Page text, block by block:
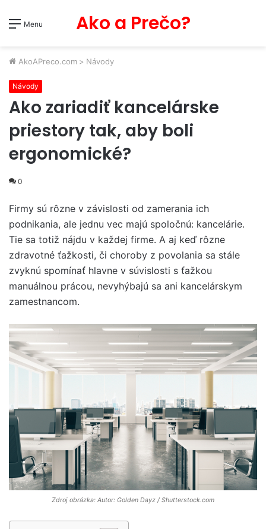
Menu Ako a Prečo?
AkoAPreco.com > Návody
Návody
Ako zariadiť kancelárske
priestory tak, aby boli
ergonomické?
0
Firmy sú rôzne v závislosti od zamerania ich
podnikania, ale jednu vec majú spoločnú: kancelárie.
Tie sa totiž nájdu v každej firme. A aj keď rôzne
zdravotné ťažkosti, či choroby z povolania sa stále
zvyknú spomínať hlavne v súvislosti s ťažkou
manuálnou prácou, nevyhýbajú sa ani kancelárskym
zamestnancom.
Zdroj obrázka: Autor: Golden Dayz / Shutterstock.com